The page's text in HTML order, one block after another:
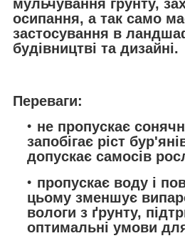
мульчування грунту,
осипання, а так само
застосування в
будівництві та дизайні.
Переваги:
не пропускає
запобігає ріст
допускає самосів
пропускає воду і
цьому зменшує
вологи з ґрунту,
оптимальні умови